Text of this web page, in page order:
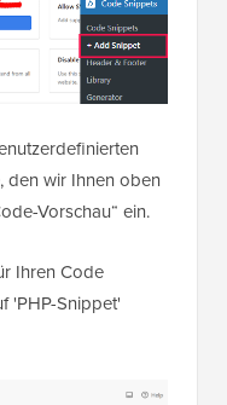
den wir Ihnen oben
Vorschau“ ein.
Ihren Code
'PHP-Snippet'